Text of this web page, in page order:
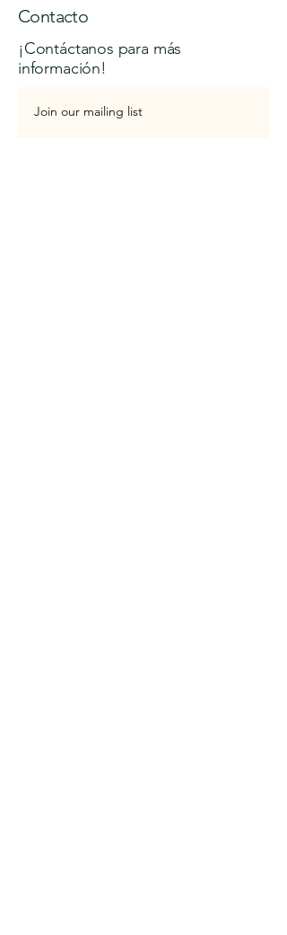
Contacto
¡Contáctanos para más
información!
Join our mailing list